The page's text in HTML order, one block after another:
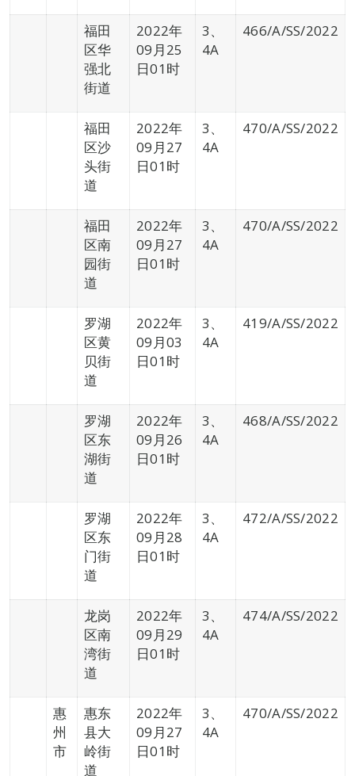
福田
区华
强北
街道
2022年
09月25
日01时
3、
4A
466/A/SS/2022
福田
区沙
头街
道
2022年
09月27
日01时
3、
4A
470/A/SS/2022
福田
区南
园街
道
2022年
09月27
日01时
3、
4A
470/A/SS/2022
罗湖
区黄
贝街
道
2022年
09月03
日01时
3、
4A
419/A/SS/2022
罗湖
区东
湖街
道
2022年
09月26
日01时
3、
4A
468/A/SS/2022
罗湖
区东
门街
道
2022年
09月28
日01时
3、
4A
472/A/SS/2022
龙岗
区南
湾街
道
2022年
09月29
日01时
3、
4A
474/A/SS/2022
惠
州
市
惠东
县大
岭街
道
2022年
09月27
日01时
3、
4A
470/A/SS/2022